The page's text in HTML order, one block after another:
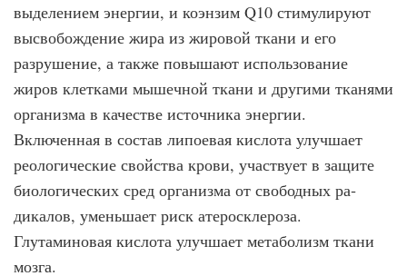
выделением энергии, и коэнзим Q10 стимулируют
высвобождение жира из жировой ткани и его
разрушение, а также повышают исполь­зование
жиров клетками мышечной ткани и другими тканями
организма в качестве источника энергии.
Включенная в состав липоевая кислота улучшает
реологические свойства крови, участвует в защите
биологических сред организма от свободных ра­
дикалов, уменьшает риск атеросклероза.
Глутаминовая кислота улучшает метабо­лизм ткани
мозга.